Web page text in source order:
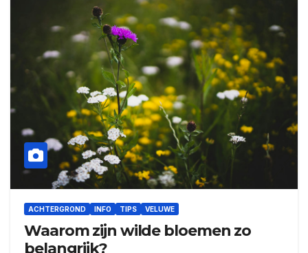
ACHTERGROND INFO TIPS VELUWE
Waarom zijn wilde bloemen zo
belangrijk?